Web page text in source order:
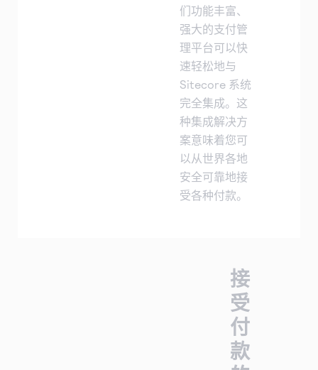
们功能丰富、
强大的支付管
理平台可以快
速轻松地与
Sitecore 系统
完全集成。这
种集成解决方
案意味着您可
以从世界各地
安全可靠地接
受各种付款。
接
受
付
款